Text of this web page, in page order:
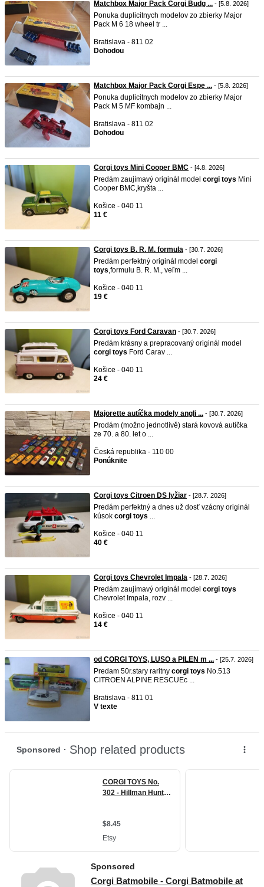
Matchbox Major Pack Corgi Budg ... - [5.8. 2026]
Ponuka duplicitnych modelov zo zbierky Major
Pack M 6 18 wheel tr ...
Bratislava - 811 02
Dohodou
Matchbox Major Pack Corgi Espe ... - [5.8. 2026]
Ponuka duplicitnych modelov zo zbierky Major
Pack M 5 MF kombajn ...
Bratislava - 811 02
Dohodou
Corgi toys Mini Cooper BMC - [4.8. 2026]
Predám zaujímavý originál model corgi toys Mini
Cooper BMC,kryšta ...
Košice - 040 11
11 €
Corgi toys B. R. M. formula - [30.7. 2026]
Predám perfektný originál model corgi
toys,formulu B. R. M., veľm ...
Košice - 040 11
19 €
Corgi toys Ford Caravan - [30.7. 2026]
Predám krásny a prepracovaný originál model
corgi toys Ford Carav ...
Košice - 040 11
24 €
Majorette autíčka modely angli ... - [30.7. 2026]
Prodám (možno jednotlivě) stará kovová autíčka
ze 70. a 80. let o ...
Česká republika - 110 00
Ponúknite
Corgi toys Citroen DS lyžiar - [28.7. 2026]
Predám perfektný a dnes už dosť vzácny originál
kúsok corgi toys ...
Košice - 040 11
40 €
Corgi toys Chevrolet Impala - [28.7. 2026]
Predám zaujímavý originál model corgi toys
Chevrolet Impala, rozv ...
Košice - 040 11
14 €
od CORGI TOYS, LUSO a PILEN m ... - [25.7. 2026]
Predam 50r.stary raritny corgi toys No.513
CITROEN ALPINE RESCUEc ...
Bratislava - 811 01
V texte